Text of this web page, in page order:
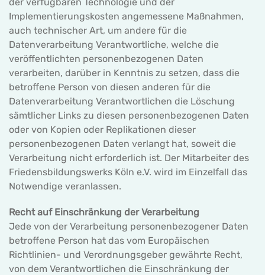
Implementierungskosten angemessene Maßnahmen,
auch technischer Art, um andere für die
Datenverarbeitung Verantwortliche, welche die
veröffentlichten personenbezogenen Daten
verarbeiten, darüber in Kenntnis zu setzen, dass die
betroffene Person von diesen anderen für die
Datenverarbeitung Verantwortlichen die Löschung
sämtlicher Links zu diesen personenbezogenen Daten
oder von Kopien oder Replikationen dieser
personenbezogenen Daten verlangt hat, soweit die
Verarbeitung nicht erforderlich ist. Der Mitarbeiter des
Friedensbildungswerks Köln e.V. wird im Einzelfall das
Notwendige veranlassen.
Recht auf Einschränkung der Verarbeitung
Jede von der Verarbeitung personenbezogener Daten
betroffene Person hat das vom Europäischen
Richtlinien- und Verordnungsgeber gewährte Recht,
von dem Verantwortlichen die Einschränkung der